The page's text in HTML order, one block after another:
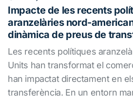
Impacte de les recents
aranzelàries nord-
dinàmica de preus de
Les recents polítiques
Units han transformat el
han impactat directament en
transferència. En un entorn